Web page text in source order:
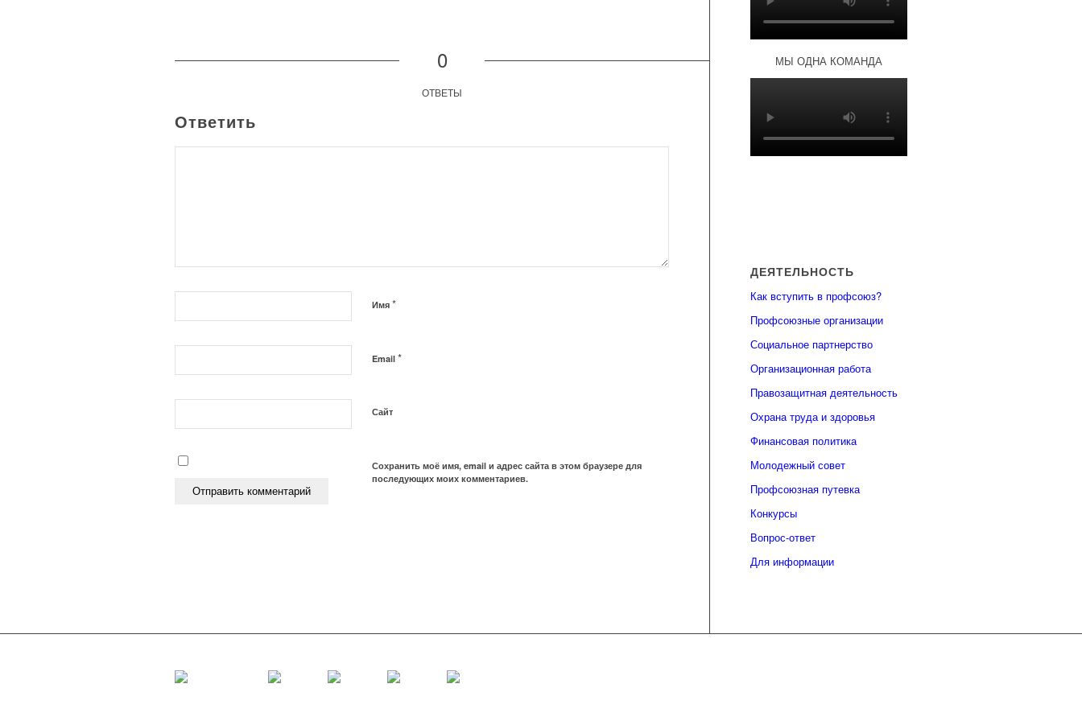
0
ОТВЕТЫ
Ответить
Имя *
Email *
Сайт
Сохранить моё имя, email и адрес сайта в этом браузере для
последующих моих комментариев.
МЫ ОДНА КОМАНДА
ДЕЯТЕЛЬНОСТЬ
Как вступить в профсоюз?
Профсоюзные организации
Социальное партнерство
Организационная работа
Правозащитная деятельность
Охрана труда и здоровья
Финансовая политика
Молодежный совет
Профсоюзная путевка
Конкурсы
Вопрос-ответ
Для информации